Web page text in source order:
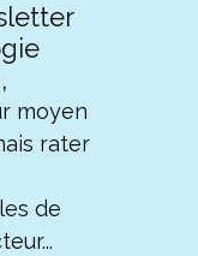
moyen
rater
de